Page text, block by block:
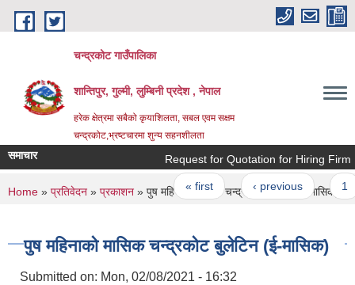
Skip to main content
चन्द्रकोट गाउँपालिका
शान्तिपुर, गुल्मी, लुम्बिनी प्रदेश , नेपाल
हरेक क्षेत्रमा सबैको कृयाशिलता, सबल एवम सक्षम
चन्द्रकोट,भ्रष्टचारमा शुन्य सहनशीलता
समाचार Request for Quotation for Hiring Firm
Pages
« first ‹ previous 1
You are here
Home » प्रतिवेदन » प्रकाशन » पुष महिनाको मासिक चन्द्रकोट बुलेटिन (ई-मासिक)
पुष महिनाको मासिक चन्द्रकोट बुलेटिन (ई-मासिक)
Submitted on: Mon, 02/08/2021 - 16:32